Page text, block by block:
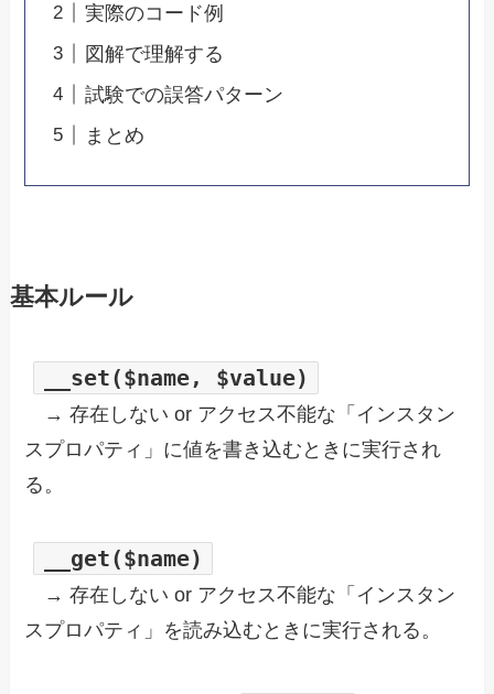
実際のコード例
図解で理解する
試験での誤答パターン
まとめ
基本ルール
__set($name, $value)
→ 存在しない or アクセス不能な「インスタン
スプロパティ」に値を書き込むときに実行され
る。
__get($name)
→ 存在しない or アクセス不能な「インスタン
スプロパティ」を読み込むときに実行される。